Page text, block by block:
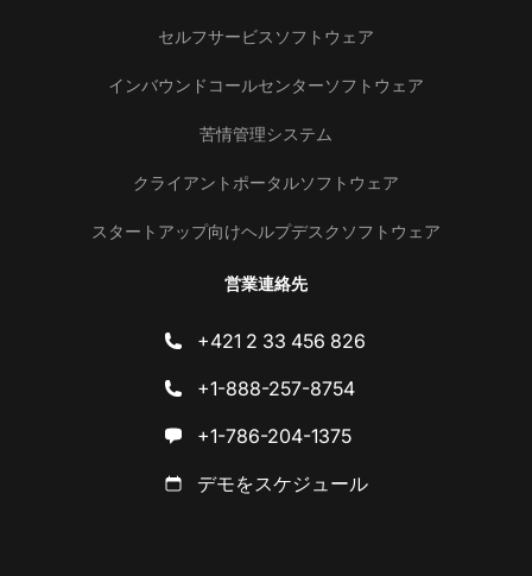
セルフサービスソフトウェア
インバウンドコールセンターソフトウェア
苦情管理システム
クライアントポータルソフトウェア
スタートアップ向けヘルプデスクソフトウェア
営業連絡先
+421 2 33 456 826
+1-888-257-8754
+1-786-204-1375
デモをスケジュール